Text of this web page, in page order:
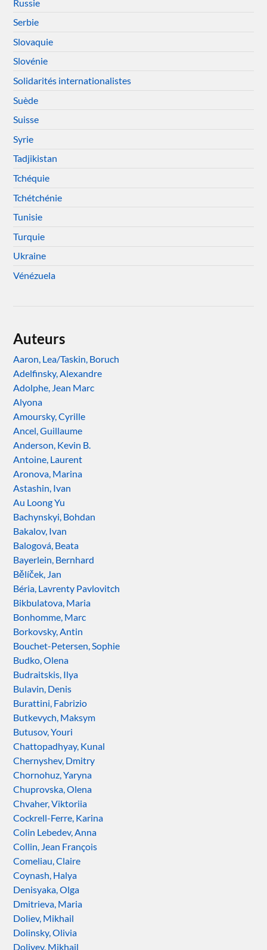
Russie
Serbie
Slovaquie
Slovénie
Solidarités internationalistes
Suède
Suisse
Syrie
Tadjikistan
Tchéquie
Tchétchénie
Tunisie
Turquie
Ukraine
Vénézuela
Auteurs
Aaron, Lea/Taskin, Boruch
Adelfinsky, Alexandre
Adolphe, Jean Marc
Alyona
Amoursky, Cyrille
Ancel, Guillaume
Anderson, Kevin B.
Antoine, Laurent
Aronova, Marina
Astashin, Ivan
Au Loong Yu
Bachynskyi, Bohdan
Bakalov, Ivan
Balogová, Beata
Bayerlein, Bernhard
Bělíček, Jan
Béria, Lavrenty Pavlovitch
Bikbulatova, Maria
Bonhomme, Marc
Borkovsky, Antin
Bouchet-Petersen, Sophie
Budko, Olena
Budraitskis, Ilya
Bulavin, Denis
Burattini, Fabrizio
Butkevych, Maksym
Butusov, Youri
Chattopadhyay, Kunal
Chernyshev, Dmitry
Chornohuz, Yaryna
Chuprovska, Olena
Chvaher, Viktoriia
Cockrell-Ferre, Karina
Colin Lebedev, Anna
Collin, Jean François
Comeliau, Claire
Coynash, Halya
Denisyaka, Olga
Dmitrieva, Maria
Doliev, Mikhail
Dolinsky, Olivia
Doliyev, Mikhail